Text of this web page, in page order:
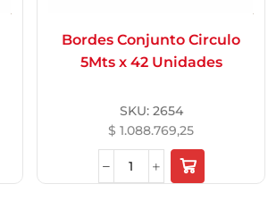
Bordes Conjunto Circulo
5Mts x 42 Unidades
SKU: 2654
$ 1.088.769,25